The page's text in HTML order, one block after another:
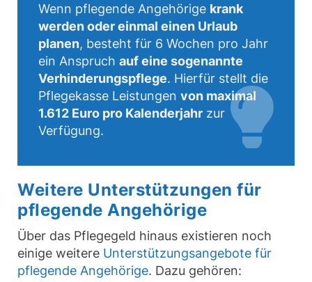
Wenn pflegende Angehörige krank
werden oder einmal einen Urlaub
planen, besteht für 6 Wochen pro Jahr
ein Anspruch auf eine sogenannte
Verhinderungspflege. Hierfür stellt die
Pflegekasse Leistungen von maximal
1.612 Euro pro Kalenderjahr zur
Verfügung.
Weitere Unterstützungen für
pflegende Angehörige
Über das Pflegegeld hinaus existieren noch
einige weitere Unterstützungsangebote für
pflegende Angehörige. Dazu gehören: